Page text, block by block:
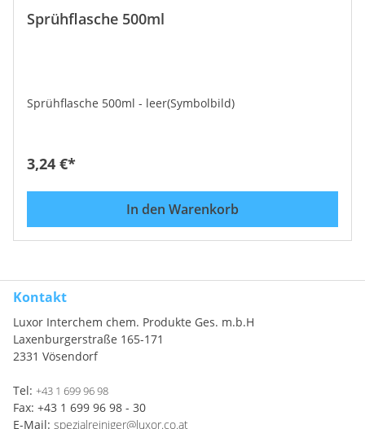
Sprühflasche 500ml
Sprühflasche 500ml - leer(Symbolbild)
3,24 €*
In den Warenkorb
Kontakt
Luxor Interchem chem. Produkte Ges. m.b.H
Laxenburgerstraße 165-171
2331 Vösendorf
Tel: +43 1 699 96 98
Fax: +43 1 699 96 98 - 30
E-Mail: spezialreiniger@luxor.co.at